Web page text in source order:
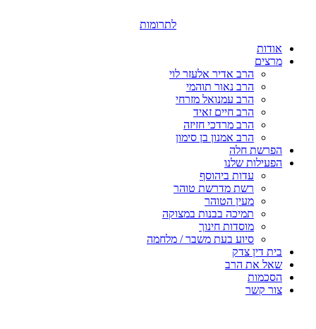
לתרומות
אודות
מרצים
הרב אדיר אלעזר לוי
הרב נאור תוהמי
הרב עמנואל מזרחי
הרב חיים זאיד
הרב מרדכי חזיזה
הרב אמנון בן סימון
הפרשת חלה
הפעילות שלנו
עדות ביהוסף
רשת מדרשת טוהר
מעין הטוהר
תמיכה בבנות במצוקה
מוסדות חינוך
סיוע בעת משבר / מלחמה
בית דין צדק
שאל את הרב
הסכמות
צור קשר